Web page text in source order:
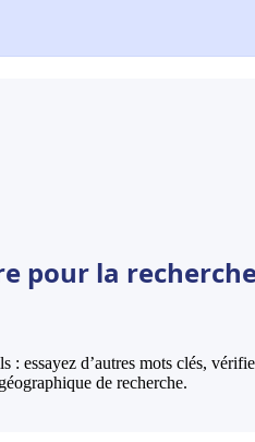
pour la
: essayez d’autres mots clés,
de recherche.